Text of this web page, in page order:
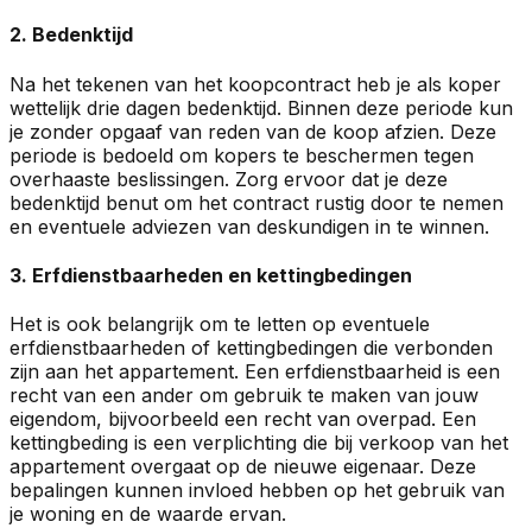
2. Bedenktijd
Na het tekenen van het koopcontract heb je als koper
wettelijk drie dagen bedenktijd. Binnen deze periode kun
je zonder opgaaf van reden van de koop afzien. Deze
periode is bedoeld om kopers te beschermen tegen
overhaaste beslissingen. Zorg ervoor dat je deze
bedenktijd benut om het contract rustig door te nemen
en eventuele adviezen van deskundigen in te winnen.
3. Erfdienstbaarheden en kettingbedingen
Het is ook belangrijk om te letten op eventuele
erfdienstbaarheden of kettingbedingen die verbonden
zijn aan het appartement. Een erfdienstbaarheid is een
recht van een ander om gebruik te maken van jouw
eigendom, bijvoorbeeld een recht van overpad. Een
kettingbeding is een verplichting die bij verkoop van het
appartement overgaat op de nieuwe eigenaar. Deze
bepalingen kunnen invloed hebben op het gebruik van
je woning en de waarde ervan.